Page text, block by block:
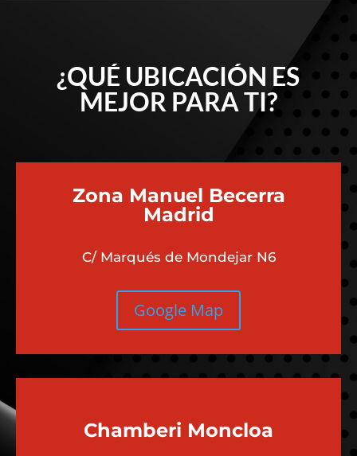
¿QUÉ UBICACIÓN ES
MEJOR PARA TI?
Zona Manuel Becerra
Madrid
C/ Marqués de Mondejar N6
Google Map
Chamberi Moncloa